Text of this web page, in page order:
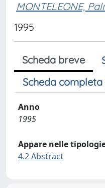
MONTELEONE,
1995
Scheda breve
Scheda completa
Anno
1995
Appare nelle
4.2 Abstract